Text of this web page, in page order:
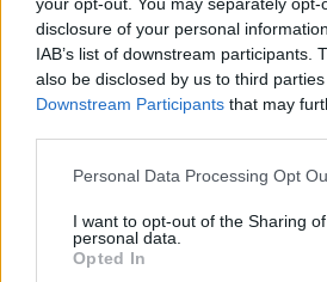
disclosure of your personal
IAB’s list of downstream participants.
also be disclosed by us to third
Downstream Participants that may
Please note that this website/app
not limited to your visit or usage
grant or deny consent to Google and
use your data for below specified
Personal Data Processing Opt
I want to opt-out of the Sharing
personal data.
Opted In
ভেষজ যা আপনার বাগানে একটি
হিসেবে কাজ করার পাশাপাশি এশিয়ান
সাইট্রাস স্বাদ নিয়ে আসে। এই
ঝর্ণার মতো গুচ্ছ তৈরি করে যা 3-5
এটিকে আপনার ভেষজ বাগানে একটি
সংযোজন করে তোলে।
আপনার নিজের বাগানে
একটি নির্দেশিকা
প্রকাশিত: ৫ ফেব্রুয়ারী, ২০২৬ এ